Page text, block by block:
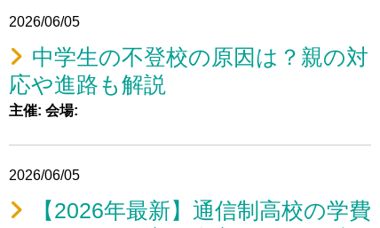
2026/06/05
中学生の不登校の原因は？親の対
応や進路も解説
主催: 会場:
2026/06/05
【2026年最新】通信制高校の学費